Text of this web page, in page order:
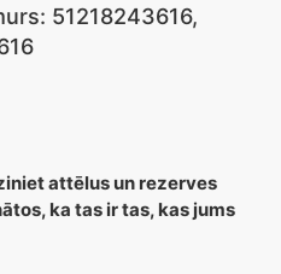
51218243616,
attēlus un rezerves
ka tas ir tas, kas jums